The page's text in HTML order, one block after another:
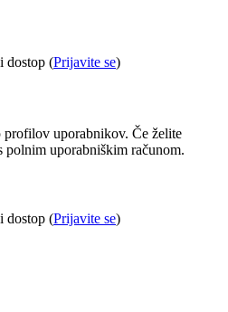
dostop (Prijavite se)
profilov uporabnikov. Če želite
polnim uporabniškim računom.
dostop (Prijavite se)